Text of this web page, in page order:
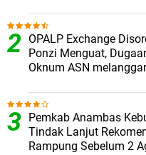
OPALP Exchange
Ponzi Menguat,
Oknum ASN
Pemkab Anambas
Tindak Lanjut
Rampung Sebelum 2